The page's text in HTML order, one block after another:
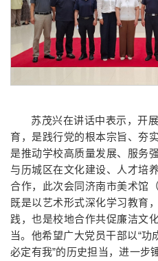
苏茂兴在讲话中表示，开
育，是践行党的根本宗旨、夯
是推动学校高质量发展、服务
与历城区在文化建设、人才培
合作，此次会同济南市美术馆
既是以艺术形式深化学习教育
践，也是校地合作共促廉洁文
当。他希望广大党员干部以“功
必定有我”的历史担当，进一步